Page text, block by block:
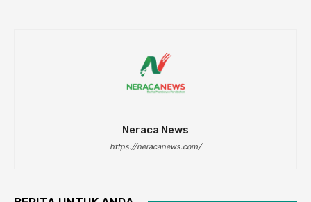
Neraca News
https://neracanews.com/